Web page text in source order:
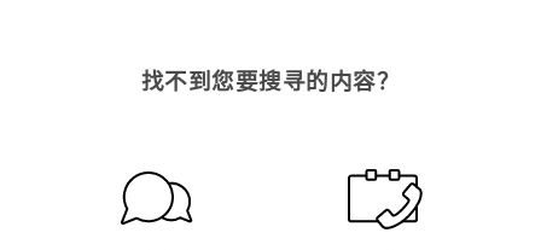
找不到您要搜寻的内容？